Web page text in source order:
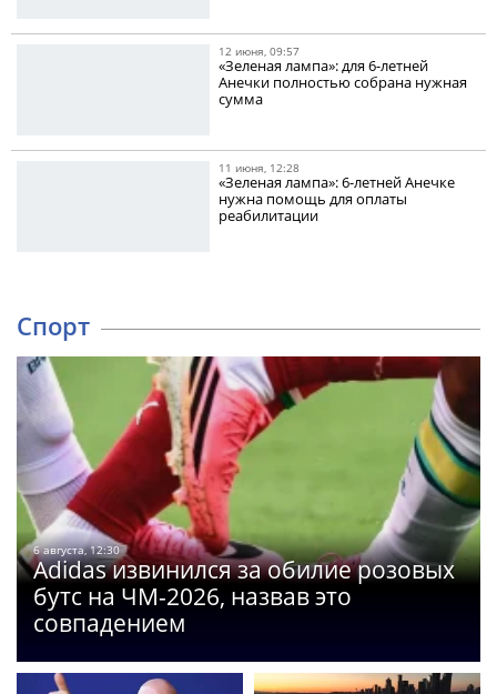
12 июня, 09:57
«Зеленая лампа»: для 6-летней
Анечки полностью собрана нужная
сумма
11 июня, 12:28
«Зеленая лампа»: 6-летней Анечке
нужна помощь для оплаты
реабилитации
Спорт
6 августа, 12:30
Adidas извинился за обилие розовых
бутс на ЧМ-2026, назвав это
совпадением